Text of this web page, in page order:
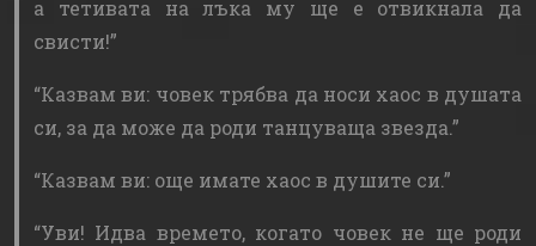
а тетивата на лъка му ще е отвикнала да
свисти!
Казвам ви: човек трябва да носи хаос в душата
си, за да може да роди танцуваща звезда.
Казвам ви: още имате хаос в душите си.
Уви! Идва времето, когато човек не ще роди